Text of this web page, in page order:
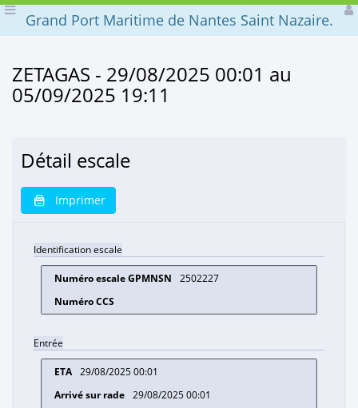
Grand Port Maritime de Nantes Saint Nazaire.
ZETAGAS - 29/08/2025 00:01 au
05/09/2025 19:11
Détail escale
Imprimer
Identification escale
2502227
Entrée
29/08/2025 00:01
29/08/2025 00:01